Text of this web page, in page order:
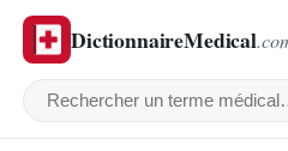
DictionnaireMedical
Rechercher un terme